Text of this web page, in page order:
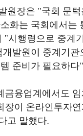
원장은 "국회 문턱
화는 국회에서는
"시행령으로 중계
발원이 중계기관
준비가 필요하다
금융업계에서도
장이 온라인투자연
고 말했다.